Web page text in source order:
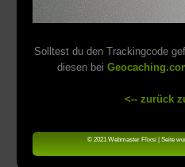
Solltest du den Trackingcode
diesen bei
<-- zurück
© 2021 Webmaster Flixsi | Seite